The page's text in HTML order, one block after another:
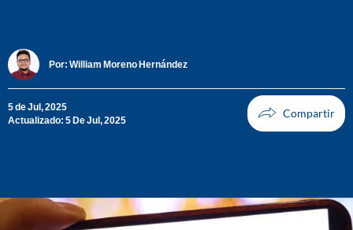
Por: William Moreno Hernández
5 de Jul, 2025
Actualizado: 5 De Jul, 2025